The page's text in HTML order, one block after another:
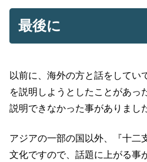
最後に
以前に、海外の方と話をしてい
を説明しようとしたことがあっ
説明できなかった事がありまし
アジアの一部の国以外、『十二
文化ですので、話題に上がる事